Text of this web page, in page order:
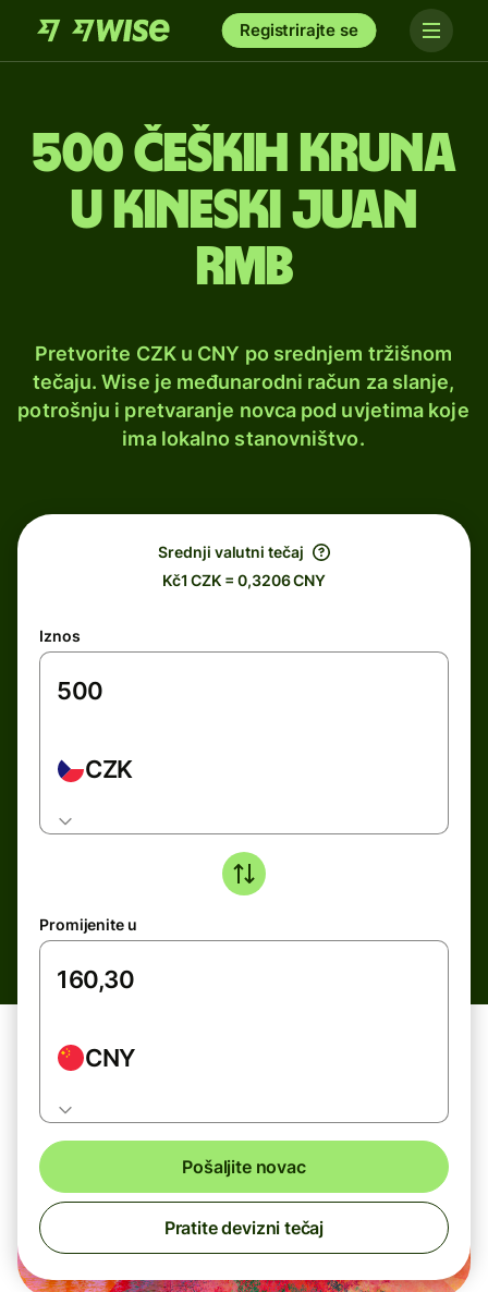
Registrirajte se
500 čeških kruna
u kineski juan
rmb
Pretvorite CZK u CNY po srednjem tržišnom
tečaju. Wise je međunarodni račun za slanje,
potrošnju i pretvaranje novca pod uvjetima koje
ima lokalno stanovništvo.
Srednji valutni tečaj
Kč1 CZK = 0,3206 CNY
Iznos
CZK
Promijenite u
CNY
Pošaljite novac
Pratite devizni tečaj